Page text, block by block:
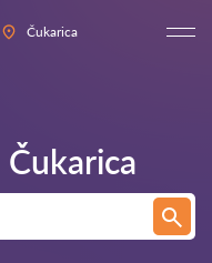
Čukarica
Čukarica